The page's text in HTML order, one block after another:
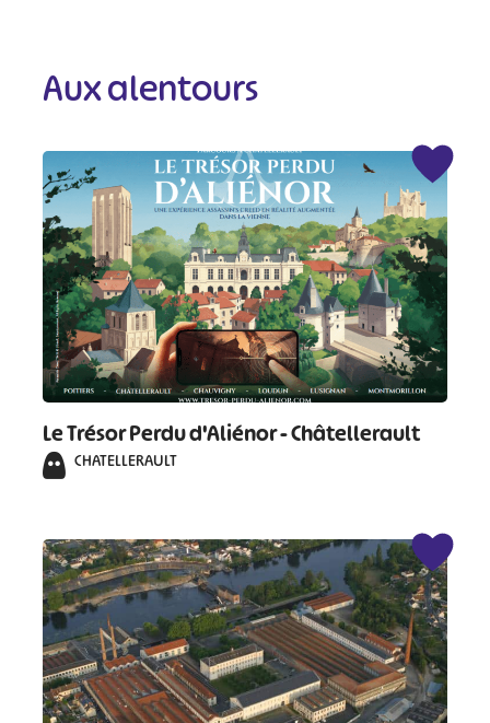
Aux alentours
Le Trésor Perdu d'Aliénor - Châtellerault
CHATELLERAULT